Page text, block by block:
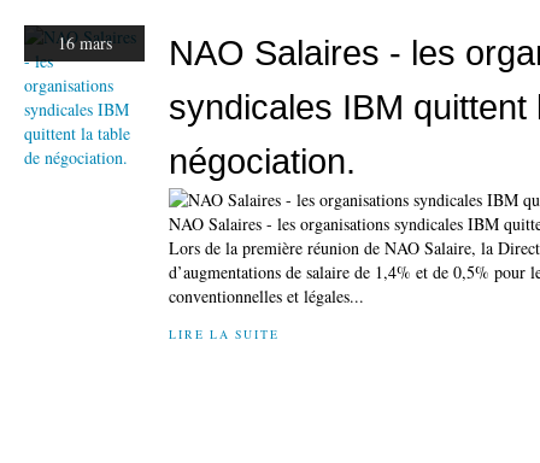
16 mars
NAO Salaires - les
syndicales IBM quittent
négociation.
NAO Salaires - les organisations syndicales IBM
Lors de la première réunion de NAO Salaire, la
d’augmentations de salaire de 1,4% et de 0,5% pour
conventionnelles et légales...
LIRE LA SUITE